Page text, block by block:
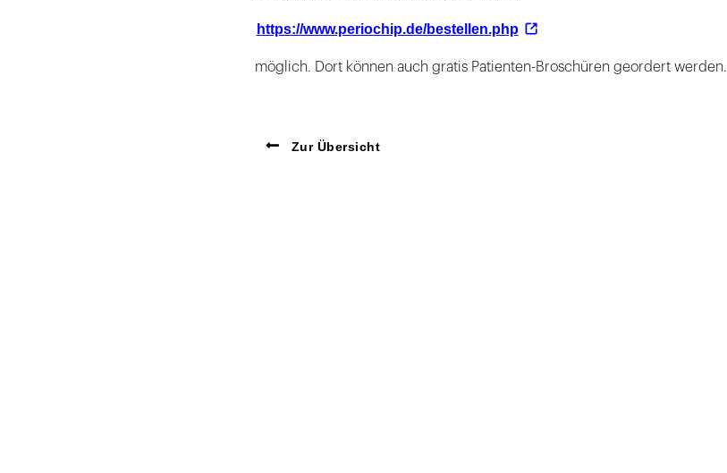
https://www.periochip.de/bestellen.php
möglich. Dort können auch gratis Patienten-Broschüren geordert werden.
Zur Übersicht